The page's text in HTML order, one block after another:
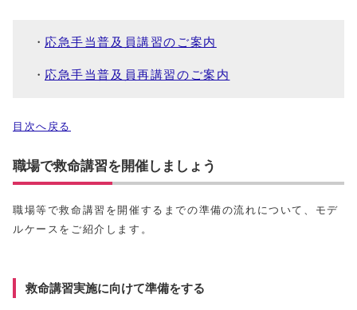
応急手当普及員講習のご案内
応急手当普及員再講習のご案内
目次へ戻る
職場で救命講習を開催しましょう
職場等で救命講習を開催するまでの準備の流れについて、モデ
ルケースをご紹介します。
救命講習実施に向けて準備をする